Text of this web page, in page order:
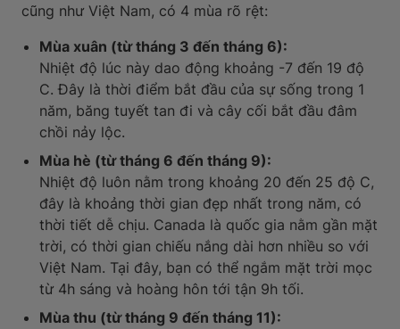
cũng như Việt Nam, có 4 mùa rõ rệt:
Mùa xuân (từ tháng 3 đến tháng 6):
Nhiệt độ lúc này dao động khoảng -7 đến 19 độ
C. Đây là thời điểm bắt đầu của sự sống trong 1
năm, băng tuyết tan đi và cây cối bắt đầu đâm
chồi nảy lộc.
Mùa hè (từ tháng 6 đến tháng 9):
Nhiệt độ luôn nằm trong khoảng 20 đến 25 độ C,
đây là khoảng thời gian đẹp nhất trong năm, có
thời tiết dễ chịu. Canada là quốc gia nằm gần mặt
trời, có thời gian chiếu nắng dài hơn nhiều so với
Việt Nam. Tại đây, bạn có thể ngắm mặt trời mọc
từ 4h sáng và hoàng hôn tới tận 9h tối.
Mùa thu (từ tháng 9 đến tháng 11):